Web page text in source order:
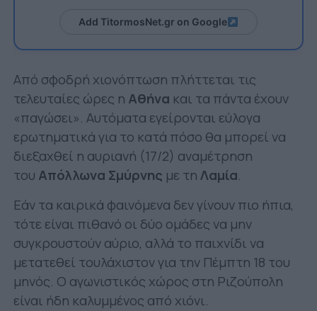
Add TitormosNet.gr on Google
Από σφοδρή χιονόπτωση πλήττεται τις
τελευταίες ώρες η Αθήνα και τα πάντα έχουν
«παγώσει». Αυτόματα εγείρονται εύλογα
ερωτηματικά για το κατά πόσο θα μπορεί να
διεξαχθεί η αυριανή (17/2) αναμέτρηση
του Απόλλωνα Σμύρνης με τηΛαμία.
Εάν τα καιρικά φαινόμενα δεν γίνουν πιο ήπια,
τότε είναι πιθανό οι δύο ομάδες να μην
συγκρουστούν αύριο, αλλά το παιχνίδι να
μετατεθεί τουλάχιστον για την Πέμπτη 18 του
μηνός. Ο αγωνιστικός χώρος στη Ριζούπολη
είναι ήδη καλυμμένος από χιόνι.